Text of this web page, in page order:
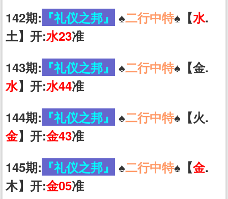
142期: 『礼仪之邦』 ♠️二行中特♠️【水.
土】开:水23准
143期: 『礼仪之邦』 ♠️二行中特♠️【金.
水】开:水44准
144期: 『礼仪之邦』 ♠️二行中特♠️【火.
金】开:金43准
145期: 『礼仪之邦』 ♠️二行中特♠️【金.
木】开:金05准